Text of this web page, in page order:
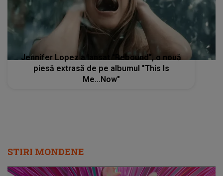
Jennifer Lopez a lansat "Rebound", o nouă
piesă extrasă de pe albumul "This Is
Me...Now"
STIRI MONDENE